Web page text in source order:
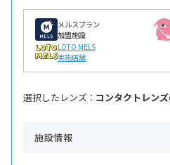
メルスプラン
加盟施設
LOTO MELS
実施店舗
選択したレンズ ： コンタクトレン
施設情報